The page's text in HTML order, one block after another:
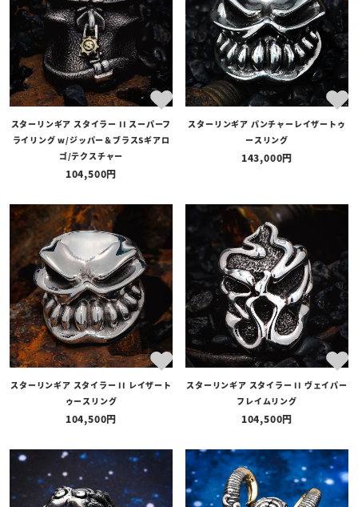
スターリンギア スタイラー II スーパーフ
ライリング w/ジッパー＆ブラスSギアロ
ゴ/テクスチャー
104,500
スターリンギア パンチャーレイザートゥ
ースリング
143,000
スターリンギア スタイラー II レイザート
ゥースリング
104,500
スターリンギア スタイラー II ヴェイパー
フレイムリング
104,500